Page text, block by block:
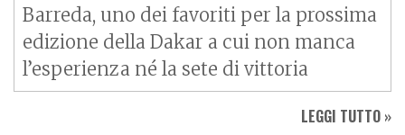
Barreda, uno dei favoriti per la prossima
edizione della Dakar a cui non manca
l’esperienza né la sete di vittoria
LEGGI TUTTO »